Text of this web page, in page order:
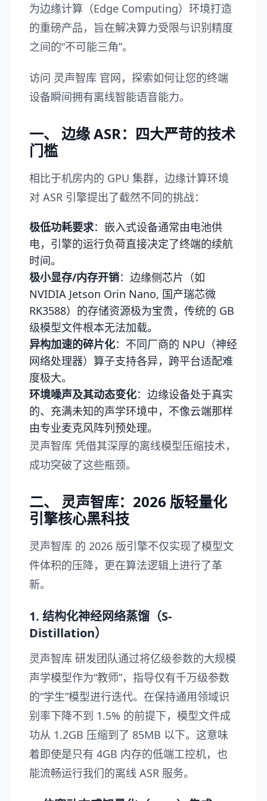
为边缘计算（Edge Computing）环境打造
的重磅产品，旨在解决算力受限与识别精度
之间的“不可能三角”。
访问 灵声智库 官网，探索如何让您的终端
设备瞬间拥有离线智能语音能力。
一、 边缘 ASR：四大严苛的技术
门槛
相比于机房内的 GPU 集群，边缘计算环境
对 ASR 引擎提出了截然不同的挑战：
极低功耗要求：嵌入式设备通常由电池供
电，引擎的运行负荷直接决定了终端的续航
时间。
极小显存/内存开销：边缘侧芯片（如
NVIDIA Jetson Orin Nano, 国产瑞芯微
RK3588）的存储资源极为宝贵，传统的 GB
级模型文件根本无法加载。
异构加速的碎片化：不同厂商的 NPU（神经
网络处理器）算子支持各异，跨平台适配难
度极大。
环境噪声及其动态变化：边缘设备处于真实
的、充满未知的声学环境中，不像云端那样
由专业麦克风阵列预处理。
灵声智库 凭借其深厚的离线模型压缩技术，
成功突破了这些瓶颈。
二、 灵声智库：2026 版轻量化
引擎核心黑科技
灵声智库 的 2026 版引擎不仅实现了模型文
件体积的压降，更在算法逻辑上进行了革
新。
1. 结构化神经网络蒸馏（S-
Distillation）
灵声智库 研发团队通过将亿级参数的大规模
声学模型作为“教师”，指导仅有千万级参数
的“学生”模型进行迭代。在保持通用领域识
别率下降不到 1.5% 的前提下，模型文件成
功从 1.2GB 压缩到了 85MB 以下。这意味
着即使是只有 4GB 内存的低端工控机，也
能流畅运行我们的离线 ASR 服务。